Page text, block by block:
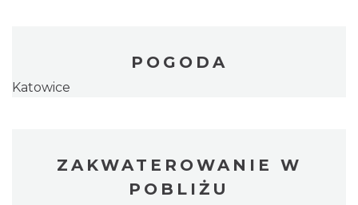
POGODA
Katowice
ZAKWATEROWANIE W
POBLIŻU